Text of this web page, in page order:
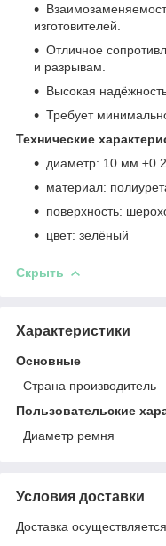
изготовителей.
Отличное
и разрывам.
Высокая
Требует
Технические
диаметр: 10 мм
материал:
поверхность:
цвет: зелёный
Скрыть
Характеристики
Основные
Страна производитель
Пользовательские
Диаметр ремня
Условия доставки
Доставка